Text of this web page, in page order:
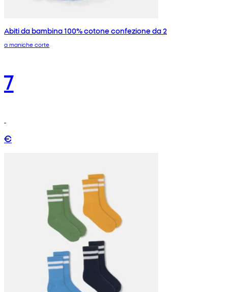
Abiti da bambina 100% cotone confezione da 2
a maniche corte
7
€